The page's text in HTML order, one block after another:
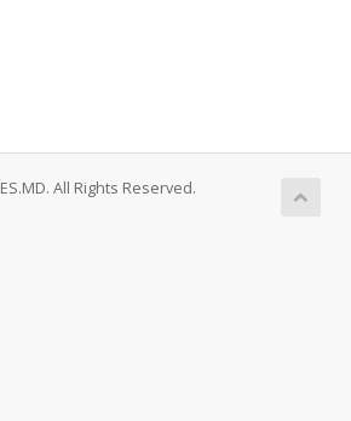
All Rights Reserved.